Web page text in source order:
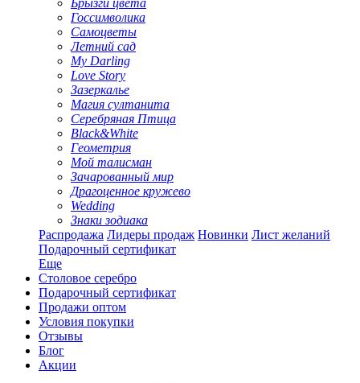
Брызги цвета
Госсимволика
Самоцветы
Летний сад
My Darling
Love Story
Зазеркалье
Магия султанита
Серебряная Птица
Black&White
Геометрия
Мой талисман
Зачарованный мир
Драгоценное кружево
Wedding
Знаки зодиака
Распродажа Лидеры продаж Новинки Лист желаний
Подарочный сертификат
Еще
Столовое серебро
Подарочный сертификат
Продажи оптом
Условия покупки
Отзывы
Блог
Акции